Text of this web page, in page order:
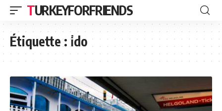
TURKEYFORFRIENDS
Étiquette :i̇do